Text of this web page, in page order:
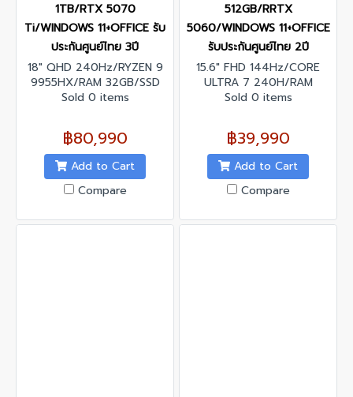
1TB/RTX 5070
Ti/WINDOWS 11+OFFICE รับ
ประกันศูนย์ไทย 3ปี
18" QHD 240Hz/RYZEN 9
9955HX/RAM 32GB/SSD
1TB/RTX 5070
ประกันศูนย์ไทย 3ปี
Sold 0 items
฿80,990
Add to Cart
Compare
512GB/RRTX
5060/WINDOWS 11+OFFICE
รับประกันศูนย์ไทย 2ปี
15.6" FHD 144Hz/CORE
ULTRA 7 240H/RAM
16GB/SSD 512GB/RRTX
Sold 0 items
฿39,990
Add to Cart
Compare